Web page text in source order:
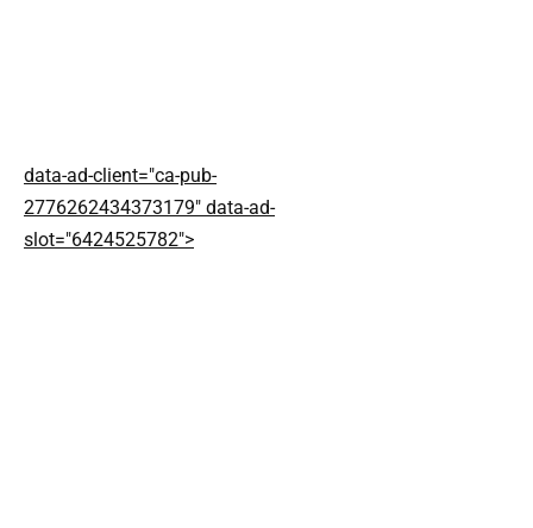
data-ad-client="ca-pub-
2776262434373179" data-ad-
slot="6424525782">